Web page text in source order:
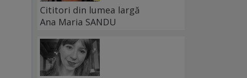
Cititori din lumea largă
Ana Maria SANDU